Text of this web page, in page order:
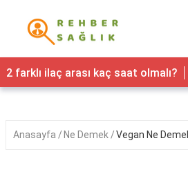
Sağlık
Yaşam
Nedir
2 farklı ilaç arası kaç saat olmalı?
Anasayfa Ne Demek Vegan Ne